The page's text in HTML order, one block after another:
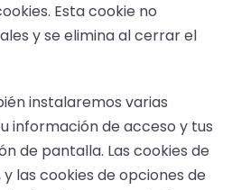
Esta cookie no
y se elimina al cerrar el
instalaremos varias
información de acceso y tus
de pantalla. Las cookies de
las cookies de opciones de